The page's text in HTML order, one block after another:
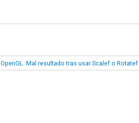
OpenGL. Mal resultado tras usar Scalef o Rotatef